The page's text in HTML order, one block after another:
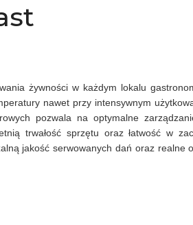
żywności w każdym lokalu
nawet przy intensywnym
pozwala na optymalne
trwałość sprzętu oraz łatwość w
jakość serwowanych dań oraz realne